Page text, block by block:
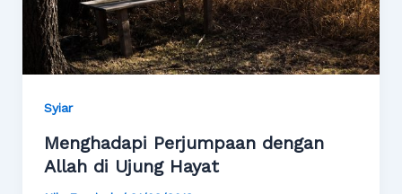
Syiar
Menghadapi Perjumpaan dengan
Allah di Ujung Hayat